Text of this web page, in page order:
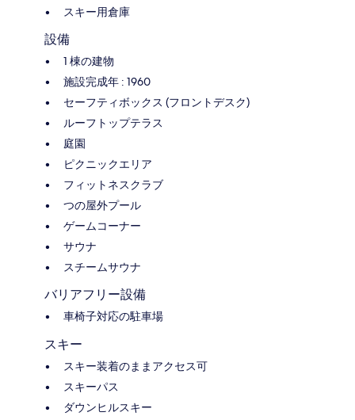
スキー用倉庫
設備
1 棟の建物
施設完成年 : 1960
セーフティボックス (フロントデスク)
ルーフトップテラス
庭園
ピクニックエリア
フィットネスクラブ
つの屋外プール
ゲームコーナー
サウナ
スチームサウナ
バリアフリー設備
車椅子対応の駐車場
スキー
スキー装着のままアクセス可
スキーパス
ダウンヒルスキー